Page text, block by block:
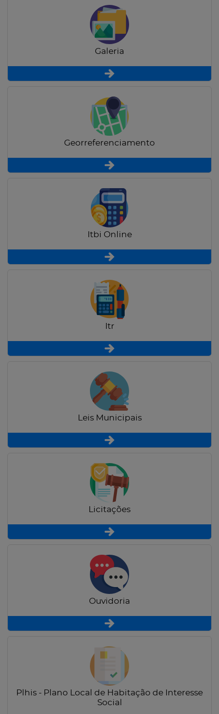
Galeria
Georreferenciamento
Itbi Online
Itr
Leis Municipais
Licitações
Ouvidoria
Plhis - Plano Local de Habitação de Interesse
Social